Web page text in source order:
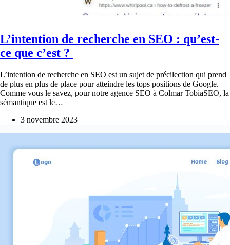
L’intention de recherche en SEO : qu’est-
ce que c’est ?
L’intention de recherche en SEO est un sujet de précilection qui prend
de plus en plus de place pour atteindre les tops positions de Google.
Comme vous le savez, pour notre agence SEO à Colmar TobiaSEO, la
sémantique est le…
3 novembre 2023